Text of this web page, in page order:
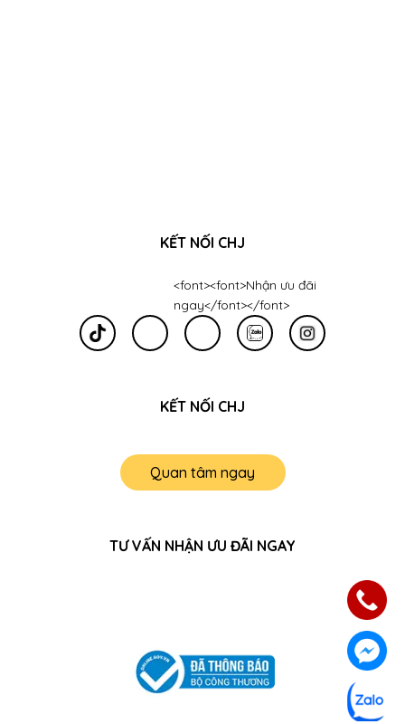
KẾT NỐI CHJ
KẾT NỐI CHJ
Quan tâm ngay
TƯ VẤN NHẬN ƯU ĐÃI NGAY
<font><font>Nhận ưu đãi
ngay</font></font>